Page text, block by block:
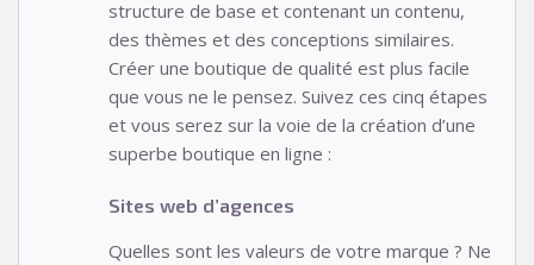
structure de base et contenant un contenu,
des thèmes et des conceptions similaires.
Créer une boutique de qualité est plus facile
que vous ne le pensez. Suivez ces cinq étapes
et vous serez sur la voie de la création d’une
superbe boutique en ligne :
Sites web d’agences
Quelles sont les valeurs de votre marque ? Ne